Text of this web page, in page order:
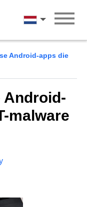
Nederlands
Android-apps die
Android-
malware